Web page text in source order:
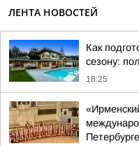
ЛЕНТА НОВОСТЕЙ
Как
сезону:
18:25
Петербурге